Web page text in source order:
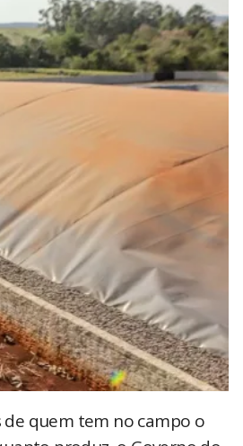
de quem tem no campo o